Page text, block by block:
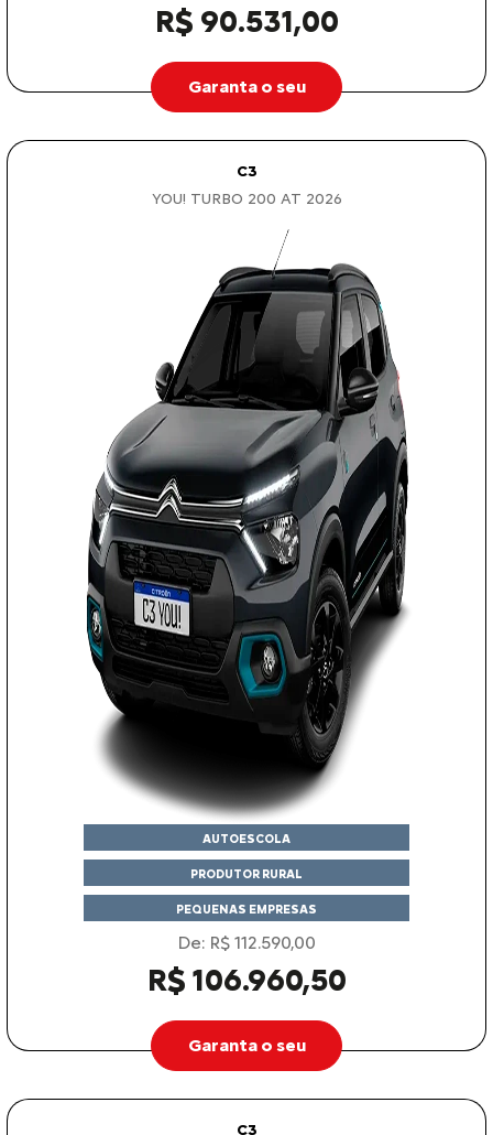
R$ 90.531,00
Garanta o seu
C3
YOU! TURBO 200 AT 2026
AUTOESCOLA
PRODUTOR RURAL
PEQUENAS EMPRESAS
De: R$ 112.590,00
R$ 106.960,50
Garanta o seu
C3